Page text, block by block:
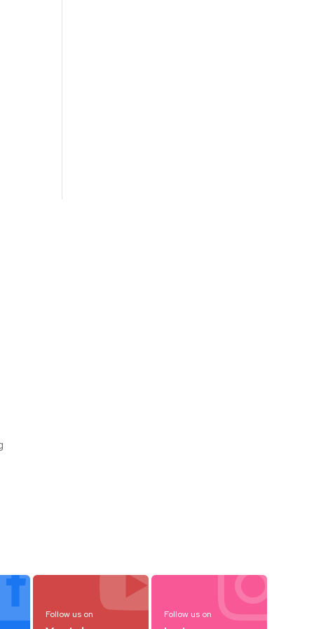

Follow us on 
Follow us on